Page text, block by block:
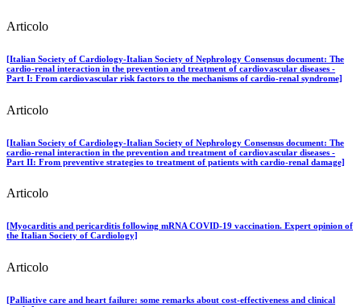
Articolo
[Italian Society of Cardiology-Italian Society of Nephrology Consensus document: The
cardio-renal interaction in the prevention and treatment of cardiovascular diseases -
Part I: From cardiovascular risk factors to the mechanisms of cardio-renal syndrome]
Articolo
[Italian Society of Cardiology-Italian Society of Nephrology Consensus document: The
cardio-renal interaction in the prevention and treatment of cardiovascular diseases -
Part II: From preventive strategies to treatment of patients with cardio-renal damage]
Articolo
[Myocarditis and pericarditis following mRNA COVID-19 vaccination. Expert opinion of
the Italian Society of Cardiology]
Articolo
[Palliative care and heart failure: some remarks about cost-effectiveness and clinical